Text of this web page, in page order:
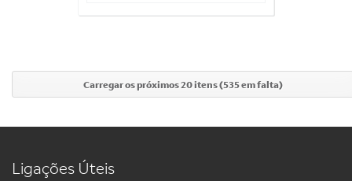
Carregar os próximos 20 itens (535 em falta)
Ligações Úteis